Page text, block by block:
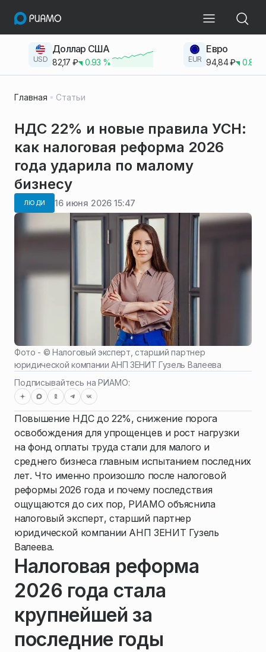
USD
Доллар США
82,17 ₽ 0.93 % EUR
Евро
94,84₽ 0.83
Главная Статьи
НДС 22% и новые правила УСН:
как налоговая реформа 2026
года ударила по малому
бизнесу
ЛЮДИ 16 июня 2026 15:47
Фото - ©Налоговый эксперт, старший партнер
юридической компании АНП ЗЕНИТ Гузель Валеева
Подписывайтесь на РИАМО:
Повышение НДС до 22%, снижение порога
освобождения для упрощенцев и рост нагрузки
на фонд оплаты труда стали для малого и
среднего бизнеса главным испытанием последних
лет. Что именно произошло после налоговой
реформы 2026 года и почему последствия
ощущаются до сих пор, РИАМО объяснила
налоговый эксперт, старший партнер
юридической компании АНП ЗЕНИТ Гузель
Валеева.
Налоговая реформа
2026 года стала
крупнейшей за
последние годы